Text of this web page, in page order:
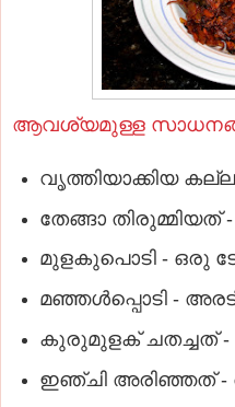
ആവശ്യമുള്ള
വൃത്തിയാക്കിയ
തേങ്ങാ തിരുമ്മിയത്‌
മുളകുപൊടി - ഒരു
മഞ്ഞള്‍പ്പൊടി -
കുരുമുളക്‌ ചതച്ചത്‌
ഇഞ്ചി അരിഞ്ഞത്‌